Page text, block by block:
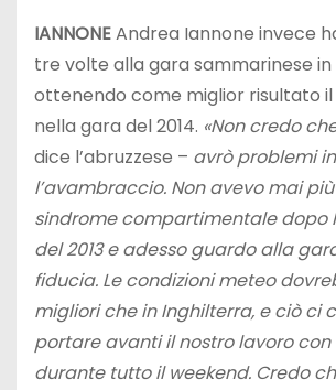
IANNONEAndrea Iannone invece
tre volte alla gara sammarinese in
ottenendo come miglior risultato
nella gara del 2014. «Non credo
dice l’abruzzese – avrò problemi
l’avambraccio. Non avevo mai
sindrome compartimentale dopo
del 2013 e adesso guardo alla
fiducia. Le condizioni meteo
migliori che in Inghilterra, e ciò ci
portare avanti il nostro lavoro
durante tutto il weekend. Credo